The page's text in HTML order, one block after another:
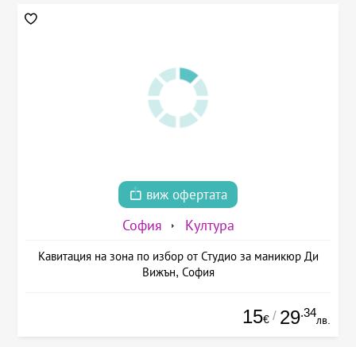
виж офертата
София Култура
Кавитация на зона по избор от Студио за маникюр Ди
Вижън, София
15€ / 29.34
лв.